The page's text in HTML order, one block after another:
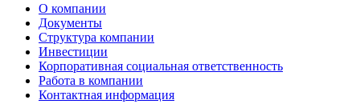
О компании
Документы
Структура компании
Инвестиции
Корпоративная социальная ответственность
Работа в компании
Контактная информация